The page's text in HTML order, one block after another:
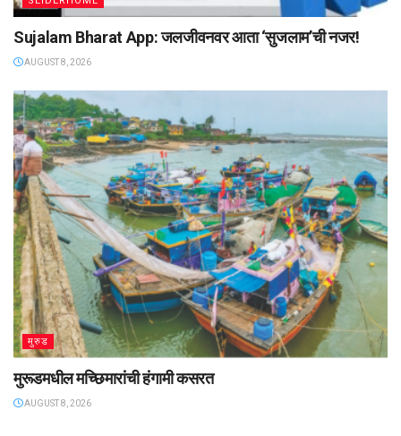
Sujalam Bharat App: जलजीवनवर आता ‌‘सुजलाम‌’ची नजर!
AUGUST 8, 2026
मुरुड
मुरूडमधील मच्छिमारांची हंगामी कसरत
AUGUST 8, 2026